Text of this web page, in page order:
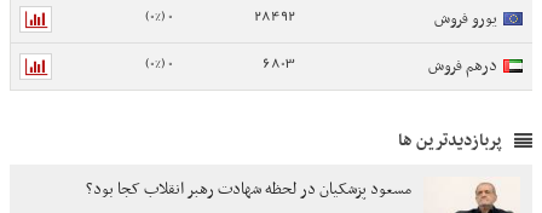
یورو فروش 28492
0 (0%)
درهم فروش 6803
0 (0%)
پربازدیدترین ها
مسعود پزشکیان در لحظه شهادت رهبر انقلاب کجا بود؟